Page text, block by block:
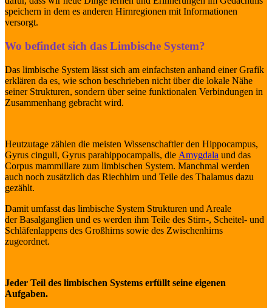
speichern in dem es anderen Hirnregionen mit Informationen
versorgt.
Wo befindet sich das Limbische System?
Das limbische System lässt sich am einfachsten anhand einer Grafik
erklären da es, wie schon beschrieben nicht über die lokale Nähe
seiner Strukturen, sondern über seine funktionalen Verbindungen in
Zusammenhang gebracht wird.
Heutzutage zählen die meisten Wissenschaftler den Hippocampus,
Gyrus cinguli, Gyrus parahippocampalis, die Amygdala und das
Corpus mammillare zum limbischen System. Manchmal werden
auch noch zusätzlich das Riechhirn und Teile des Thalamus dazu
gezählt.
Damit umfasst das limbische System Strukturen und Areale
der Basalganglien und es werden ihm Teile des Stirn-, Scheitel- und
Schläfenlappens des Großhirns sowie des Zwischenhirns
zugeordnet.
Jeder Teil des limbischen Systems erfüllt seine eigenen
Aufgaben.